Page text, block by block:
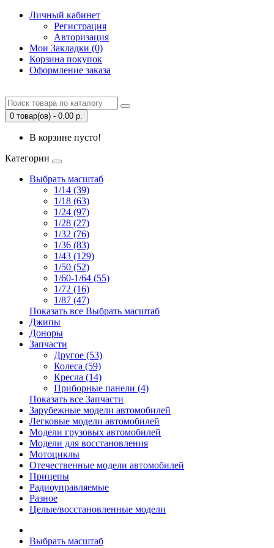
Личный кабинет
Регистрация
Авторизация
Мои Закладки (0)
Корзина покупок
Оформление заказа
0 товар(ов) - 0.00 р.
В корзине пусто!
Категории
Выбрать масштаб
1/14 (39)
1/18 (63)
1/24 (97)
1/28 (27)
1/32 (76)
1/36 (83)
1/43 (129)
1/50 (52)
1/60-1/64 (55)
1/72 (16)
1/87 (47)
Показать все Выбрать масштаб
Джипы
Доноры
Запчасти
Другое (53)
Колеса (59)
Кресла (14)
Приборные панели (4)
Показать все Запчасти
Зарубежные модели автомобилей
Легковые модели автомобилей
Модели грузовых автомобилей
Модели для восстановления
Мотоциклы
Отечественные модели автомобилей
Прицепы
Радиоуправляемые
Разное
Целые/восстановленные модели
Выбрать масштаб